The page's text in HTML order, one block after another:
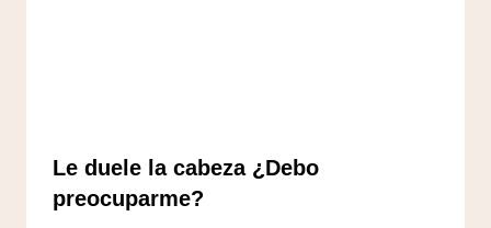
Le duele la cabeza ¿Debo
preocuparme?